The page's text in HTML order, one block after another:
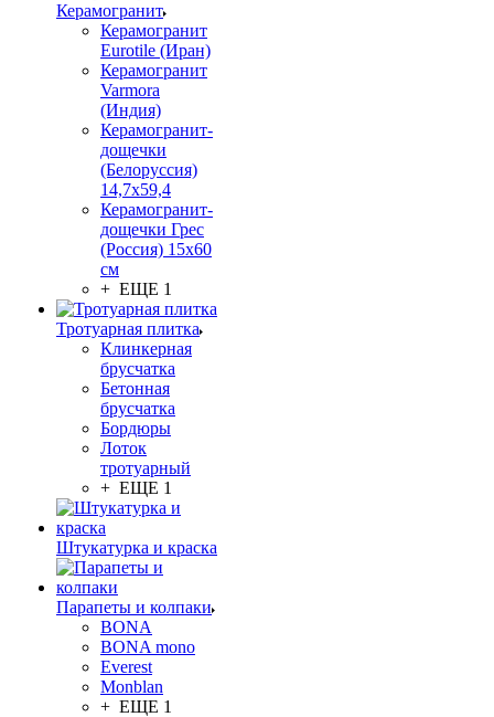
Керамогранит
Керамогранит
Eurotile (Иран)
Керамогранит
Varmora
(Индия)
Керамогранит-
дощечки
(Белоруссия)
14,7x59,4
Керамогранит-
дощечки Грес
(Россия) 15х60
см
+ ЕЩЕ 1
Тротуарная плитка
Клинкерная
брусчатка
Бетонная
брусчатка
Бордюры
Лоток
тротуарный
+ ЕЩЕ 1
Штукатурка и краска
Парапеты и колпаки
BONA
BONA mono
Everest
Monblan
+ ЕЩЕ 1